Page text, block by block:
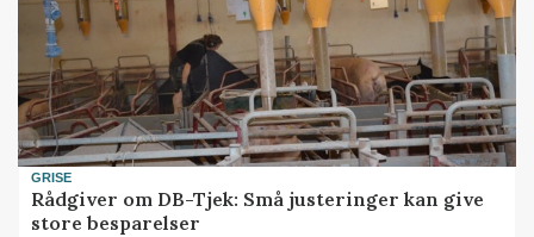
GRISE
Rådgiver om DB-Tjek: Små justeringer kan give
store besparelser